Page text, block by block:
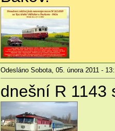
Odesláno Sobota, 05. února 2011 -
dnešní R 1143